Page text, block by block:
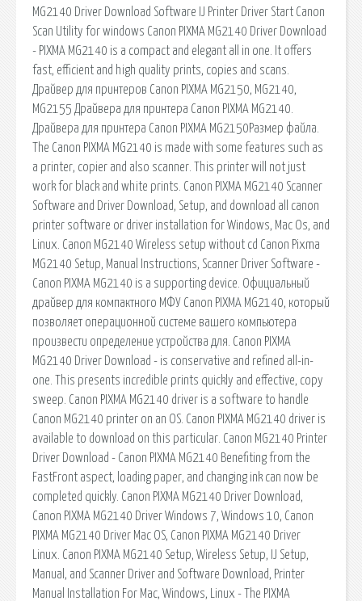
MG2140 Driver Download Software IJ Printer Driver Start Canon
Scan Utility for windows Canon PIXMA MG2140 Driver Download
- PIXMA MG2140 is a compact and elegant all in one. It offers
fast, efficient and high quality prints, copies and scans.
Драйвер для принтеров Canon PIXMA MG2150, MG2140,
MG2155 Драйвера для принтера Canon PIXMA MG2140.
Драйвера для принтера Canon PIXMA MG2150Размер файла.
The Canon PIXMA MG2140 is made with some features such as
a printer, copier and also scanner. This printer will not just
work for black and white prints. Canon PIXMA MG2140 Scanner
Software and Driver Download, Setup, and download all canon
printer software or driver installation for Windows, Mac Os, and
Linux. Canon MG2140 Wireless setup without cd Canon Pixma
MG2140 Setup, Manual Instructions, Scanner Driver Software -
Canon PIXMA MG2140 is a supporting device. Официальный
драйвер для компактного МФУ Canon PIXMA MG2140, который
позволяет операционной системе вашего компьютера
произвести определение устройства для. Canon PIXMA
MG2140 Driver Download - is conservative and refined all-in-
one. This presents incredible prints quickly and effective, copy
sweep. Canon PIXMA MG2140 driver is a software to handle
Canon MG2140 printer on an OS. Canon PIXMA MG2140 driver is
available to download on this particular. Canon MG2140 Printer
Driver Download - Canon PIXMA MG2140 Benefiting from the
FastFront aspect, loading paper, and changing ink can now be
completed quickly. Canon PIXMA MG2140 Driver Download,
Canon PIXMA MG2140 Driver Windows 7, Windows 10, Canon
PIXMA MG2140 Driver Mac OS, Canon PIXMA MG2140 Driver
Linux. Canon PIXMA MG2140 Setup, Wireless Setup, IJ Setup,
Manual, and Scanner Driver and Software Download, Printer
Manual Installation For Mac, Windows, Linux - The PIXMA